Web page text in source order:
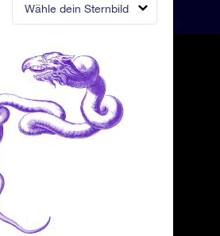
Wähle dein Sternbild